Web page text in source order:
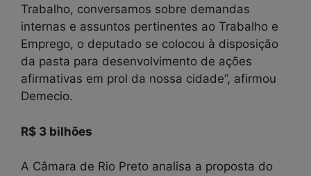
Trabalho, conversamos sobre demandas
internas e assuntos pertinentes ao Trabalho e
Emprego, o deputado se colocou à disposição
da pasta para desenvolvimento de ações
afirmativas em prol da nossa cidade”, afirmou
Demecio.
R$ 3 bilhões
A Câmara de Rio Preto analisa a proposta do